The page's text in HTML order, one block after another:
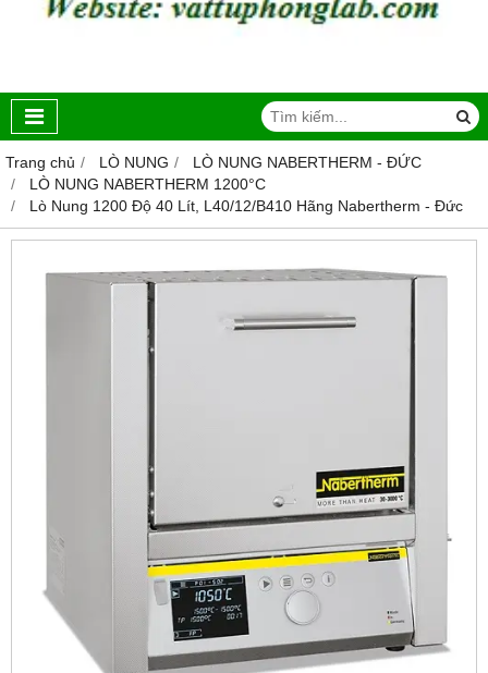
Trang chủ LÒ NUNG
LÒ NUNG NABERTHERM - ĐỨC
LÒ NUNG NABERTHERM 1200°C
Lò Nung 1200 Độ 40 Lít, L40/12/B410 Hãng Nabertherm - Đức